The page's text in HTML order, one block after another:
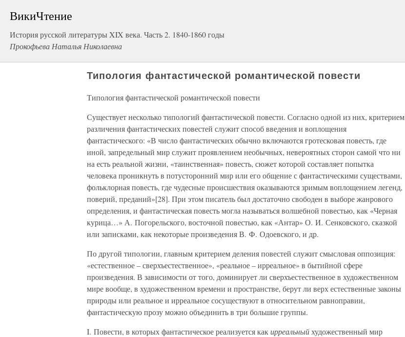
ВикиЧтение
История русской литературы XIX века. Часть 2. 1840-1860 годы
Прокофьева Наталья Николаевна
Типология фантастической романтической повести
Типология фантастической романтической повести
Существует несколько типологий фантастической повести. Согласно одной из них, критерием
различения фантастических повестей служит способ введения и воплощения
фантастического: «В число фантастических обычно включаются гротесковая повесть, где
иной, запредельный мир служит проявлением необычных, невероятных сторон самой что ни
на есть реальной жизни, «таинственная» повесть, сюжет которой составляет попытка
человека проникнуть в потусторонний мир или его общение с фантастическими существами,
фольклорная повесть, где чудесные происшествия оказываются зримым воплощением легенд,
поверий, преданий»[28]. При этом писатель был достаточно свободен в выборе жанрового
определения, и фантастическая повесть могла называться волшебной повестью, как «Черная
курица…» А. Погорельского, восточной повестью, как «Антар» О. И. Сенковского, сказкой
или записками, как некоторые произведения В. Ф. Одоевского, и др.
По другой типологии, главным критерием деления повестей служит смысловая оппозиция:
«естественное – сверхъестественное», «реальное – ирреальное» в бытийной сфере
произведения. В зависимости от того, доминирует ли сверхъестественное в художественном
мире вообще, в художественном времени и пространстве, берут ли верх естественные законы
природы или реальное и ирреальное сосуществуют в относительном равноправии,
фантастическую прозу можно объединить в три большие группы.
I. Повести, в которых фантастическое реализуется какирреальныйхудожественный мир